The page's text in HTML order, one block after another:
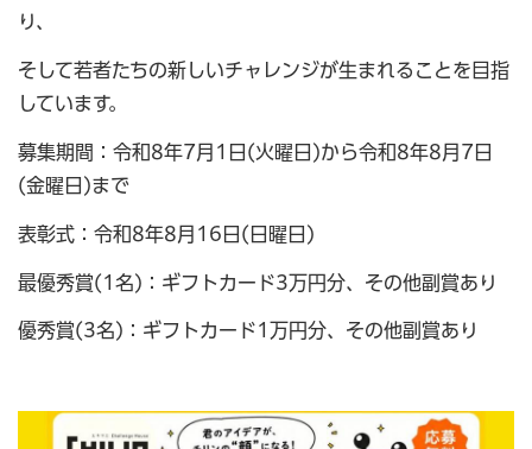
り、
そして若者たちの新しいチャレンジが生まれることを目指
しています。
募集期間：令和8年7月1日(火曜日)から令和8年8月7日
(金曜日)まで
表彰式：令和8年8月16日(日曜日)
最優秀賞(1名)：ギフトカード3万円分、その他副賞あり
優秀賞(3名)：ギフトカード1万円分、その他副賞あり